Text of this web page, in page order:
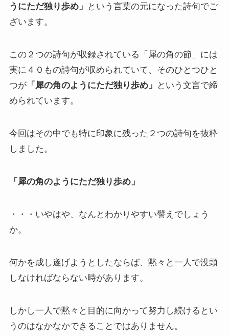
ドストエフスキー作品
ドストエフスキー論
ドストエフスキーとキリスト教
独ソ戦～ソ連とナチスの絶滅戦争
うにただ独り歩め」
という言葉の元になった詩句でご
ざいます。
この２つの詩句が収録されている「犀の角の節」には
実に４０もの詩句が収められていて、そのひとつひと
つが「犀の角のようにただ独り歩め」
という文言で締
められています。
今回はその中でも特に印象に残った２つの詩句を抜粋
しました。
「犀の角のようにただ独り歩め」
・・・いやはや、なんとわかりやすい譬えでしょう
か。
何かを成し遂げようとしたならば、黙々と一人で没頭
しなければならない時があります。
しかし一人で黙々と目的に向かって努力し続けるとい
うのはなかなかできることではありません。